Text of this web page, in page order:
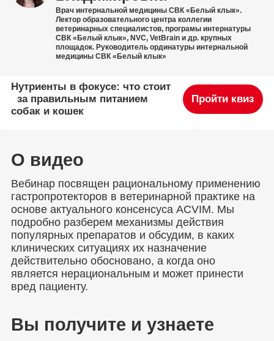
Врач интернальной медицины СВК «Белый клык».
Лектор образовательного центра коллегии
ветеринарных специалистов, програмы интернатуры
СВК «Белый клык», NVC, VetBrain и др. крупных
площадок. Руководитель ординатуры интернальной
медицины СВК «Белый клык»
Нутриенты в фокусе: что стоит
за правильным питанием
собак и кошек
Пройти квиз
О видео
Вебинар посвящен рациональному применению
гастропротекторов в ветеринарной практике на
основе актуального консенсуса ACVIM. Мы
подробно разберем механизмы действия
популярных препаратов и обсудим, в каких
клинических ситуациях их назначение
действительно обосновано, а когда оно
является нерациональным и может принести
вред пациенту.
Вы получите и узнаете